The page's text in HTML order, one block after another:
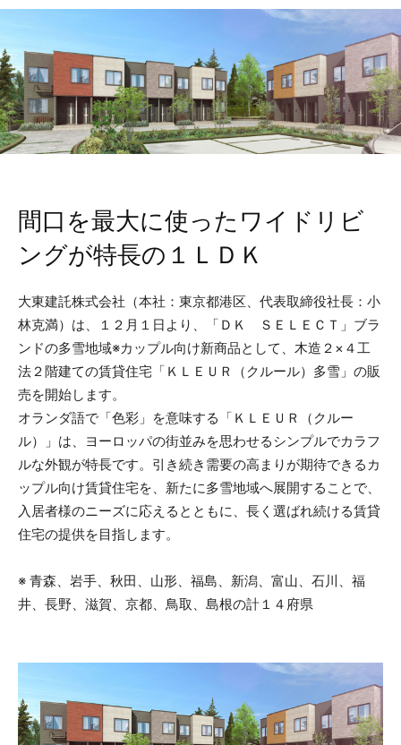
間口を最大に使ったワイドリビ
ングが特長の１ＬＤＫ
大東建託株式会社（本社：東京都港区、代表取締役社長：小
林克満）は、１２月１日より、「ＤＫ ＳＥＬＥＣＴ」ブラ
ンドの多雪地域※カップル向け新商品として、木造２×４工
法２階建ての賃貸住宅「ＫＬＥＵＲ（クルール）多雪」の販
売を開始します。
オランダ語で「色彩」を意味する「ＫＬＥＵＲ（クルー
ル）」は、ヨーロッパの街並みを思わせるシンプルでカラフ
ルな外観が特長です。引き続き需要の高まりが期待できるカ
ップル向け賃貸住宅を、新たに多雪地域へ展開することで、
入居者様のニーズに応えるとともに、長く選ばれ続ける賃貸
住宅の提供を目指します。
※ 青森、岩手、秋田、山形、福島、新潟、富山、石川、福
井、長野、滋賀、京都、鳥取、島根の計１４府県